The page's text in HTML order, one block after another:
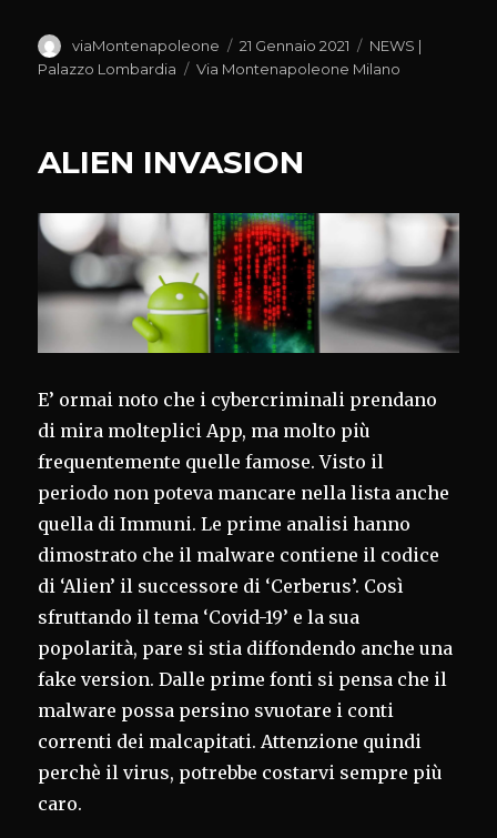
Autore
viaMontenapoleone
Pubblicato
il
21 Gennaio 2021 Categorie
NEWS |
Palazzo Lombardia
Tag
Via Montenapoleone Milano
ALIEN INVASION
E’ ormai noto che i cybercriminali prendano
di mira molteplici App, ma molto più
frequentemente quelle famose. Visto il
periodo non poteva mancare nella lista anche
quella di Immuni. Le prime analisi hanno
dimostrato che il malware contiene il codice
di ‘Alien’ il successore di ‘Cerberus’. Così
sfruttando il tema ‘Covid-19’ e la sua
popolarità, pare si stia diffondendo anche una
fake version. Dalle prime fonti si pensa che il
malware possa persino svuotare i conti
correnti dei malcapitati. Attenzione quindi
perchè il virus, potrebbe costarvi sempre più
caro.